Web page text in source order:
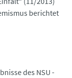
berichtet
des NSU -